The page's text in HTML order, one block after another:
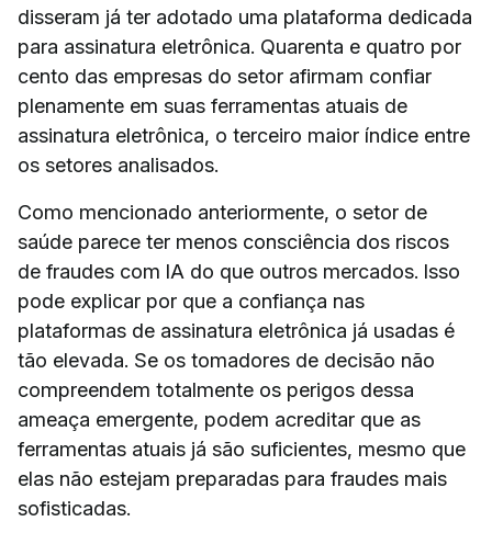
disseram já ter adotado uma plataforma dedicada
para assinatura eletrônica. Quarenta e quatro por
cento das empresas do setor afirmam confiar
plenamente em suas ferramentas atuais de
assinatura eletrônica, o terceiro maior índice entre
os setores analisados.
Como mencionado anteriormente, o setor de
saúde parece ter menos consciência dos riscos
de fraudes com IA do que outros mercados. Isso
pode explicar por que a confiança nas
plataformas de assinatura eletrônica já usadas é
tão elevada. Se os tomadores de decisão não
compreendem totalmente os perigos dessa
ameaça emergente, podem acreditar que as
ferramentas atuais já são suficientes, mesmo que
elas não estejam preparadas para fraudes mais
sofisticadas.